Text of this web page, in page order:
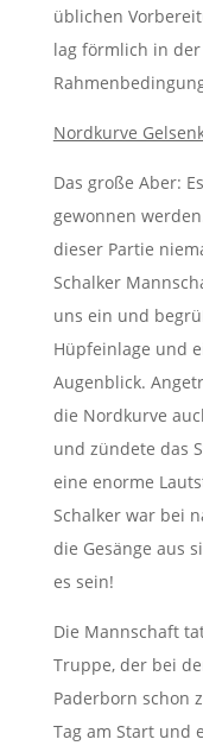
üblichen
lag förmlich in der
Nordkurve
Das große Aber:
gewonnen
dieser Partie
Schalker
uns ein und
Hüpfeinlage und
Augenblick.
die Nordkurve
und zündete das
eine enorme
Schalker war bei
die Gesänge aus
es sein!
Die Mannschaft
Truppe, der bei
Paderborn schon
Tag am Start und